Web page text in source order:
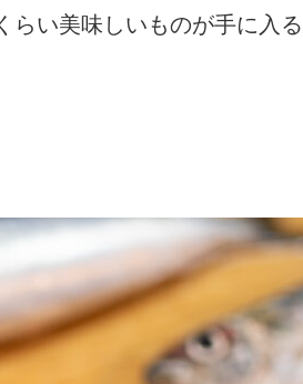
い美味しいものが手に入る